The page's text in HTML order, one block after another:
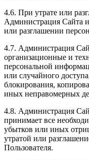
4.6. При утрате или
Администрация Сайта
или разглашении
4.7. Администрация
организационные и
персональной
или случайного
блокирования,
иных неправомерных
4.8. Администрация
принимает все
убытков или иных
утратой или
Пользователя.